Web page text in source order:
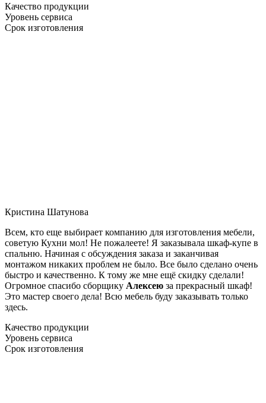
Качество продукции
Уровень сервиса
Срок изготовления
Кристина Шатунова
Всем, кто еще выбирает компанию для изготовления мебели,
советую Кухни мол! Не пожалеете! Я заказывала шкаф-купе в
спальню. Начиная с обсуждения заказа и заканчивая
монтажом никаких проблем не было. Все было сделано очень
быстро и качественно. К тому же мне ещё скидку сделали!
Огромное спасибо сборщику Алексею за прекрасный шкаф!
Это мастер своего дела! Всю мебель буду заказывать только
здесь.
Качество продукции
Уровень сервиса
Срок изготовления